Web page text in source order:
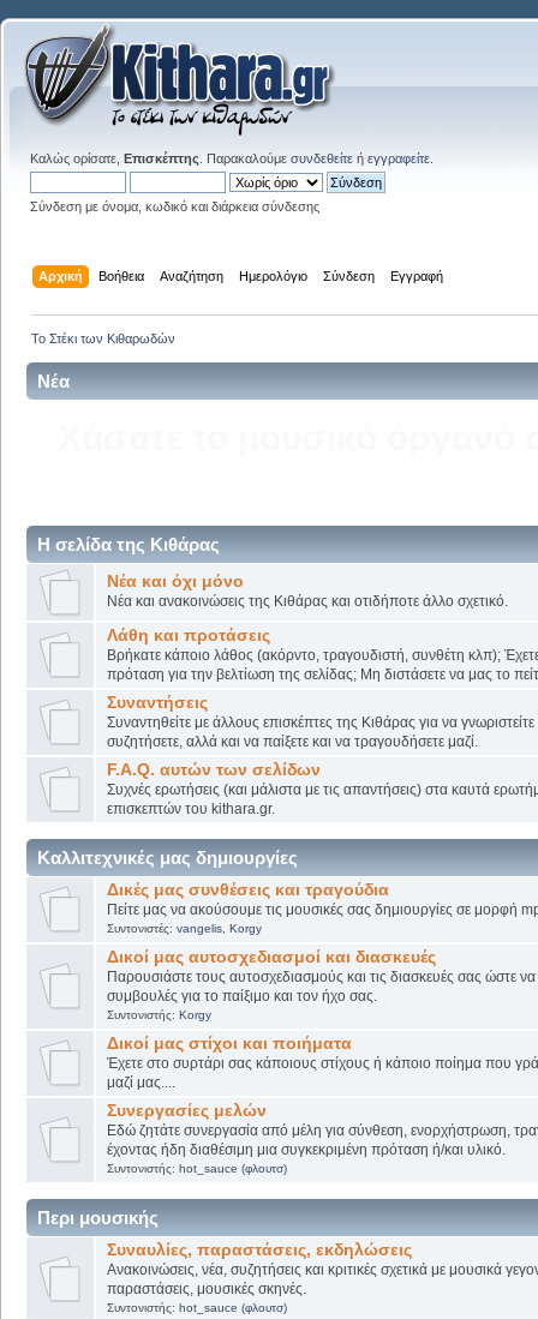
Καλώς ορίσατε, Επισκέπτης . Παρακαλούμε συνδεθείτε ή εγγραφείτε
Σύνδεση με όνομα, κωδικό και διάρκεια σύνδεσης
Αρχική Βοήθεια Αναζήτηση Ημερολόγιο Σύνδεση Εγγραφή
Το Στέκι των Κιθαρωδών
Νέα
Η σελίδα της Κιθάρας
Νέα και όχι μόνο
Νέα και ανακοινώσεις της Κιθάρας και οτιδήποτε άλλο σχετικό.
Λάθη και προτάσεις
Βρήκατε κάποιο λάθος (ακόρντο, τραγουδιστή, συνθέτη κλπ);
πρόταση για την βελτίωση της σελίδας; Μη διστάσετε να μας το
Συναντήσεις
Συναντηθείτε με άλλους επισκέπτες της Κιθάρας για να
συζητήσετε, αλλά και να παίξετε και να τραγουδήσετε μαζί.
F.A.Q. αυτών των σελίδων
Συχνές ερωτήσεις (και μάλιστα με τις απαντήσεις) στα καυτά
επισκεπτών του kithara.gr.
Καλλιτεχνικές μας δημιουργίες
Δικές μας συνθέσεις και τραγούδια
Πείτε μας να ακούσουμε τις μουσικές σας δημιουργίες σε μορφή
Συντονιστές: vangelis, Korgy
Δικοί μας αυτοσχεδιασμοί και διασκευές
Παρουσιάστε τους αυτοσχεδιασμούς και τις διασκευές σας ώστε να
συμβουλές για το παίξιμο και τον ήχο σας.
Συντονιστής: Korgy
Δικοί μας στίχοι και ποιήματα
Έχετε στο συρτάρι σας κάποιους στίχους ή κάποιο ποίημα που
μαζί μας....
Συνεργασίες μελών
Εδώ ζητάτε συνεργασία από μέλη για σύνθεση, ενορχήστρωση,
έχοντας ήδη διαθέσιμη μια συγκεκριμένη πρόταση ή/και υλικό.
Συντονιστής: hot_sauce (φλουτσ)
Περι μουσικής
Συναυλίες, παραστάσεις, εκδηλώσεις
Ανακοινώσεις, νέα, συζητήσεις και κριτικές σχετικά με μουσικά
παραστάσεις, μουσικές σκηνές.
Συντονιστής: hot_sauce (φλουτσ)